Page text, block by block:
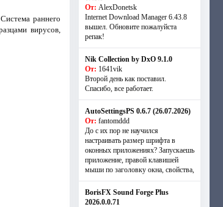
раннего
вирусов,
От: AlexDonetsk
Internet Download Manager 6.43.8
вышел. Обновите пожалуйста
репак!
Nik Collection by DxO 9.1.0
От: 1641vik
Второй день как поставил.
Спасибо, все работает.
AutoSettingsPS 0.6.7 (26.07.2026)
От: fantomddd
До с их пор не научился
настраивать размер шрифта в
оконных приложениях? Запускаешь
приложение, правой клавишей
мыши по заголовку окна, свойства,
BorisFX Sound Forge Plus
2026.0.0.71